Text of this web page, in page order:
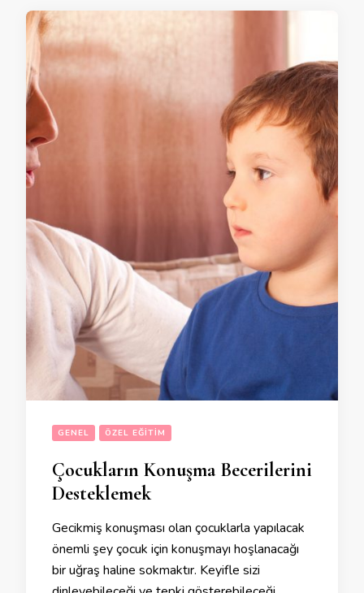
GENEL ÖZEL EĞITIM
Çocukların Konuşma Becerilerini
Desteklemek
Gecikmiş konuşması olan çocuklarla yapılacak
önemli şey çocuk için konuşmayı hoşlanacağı
bir uğraş haline sokmaktır. Keyifle sizi